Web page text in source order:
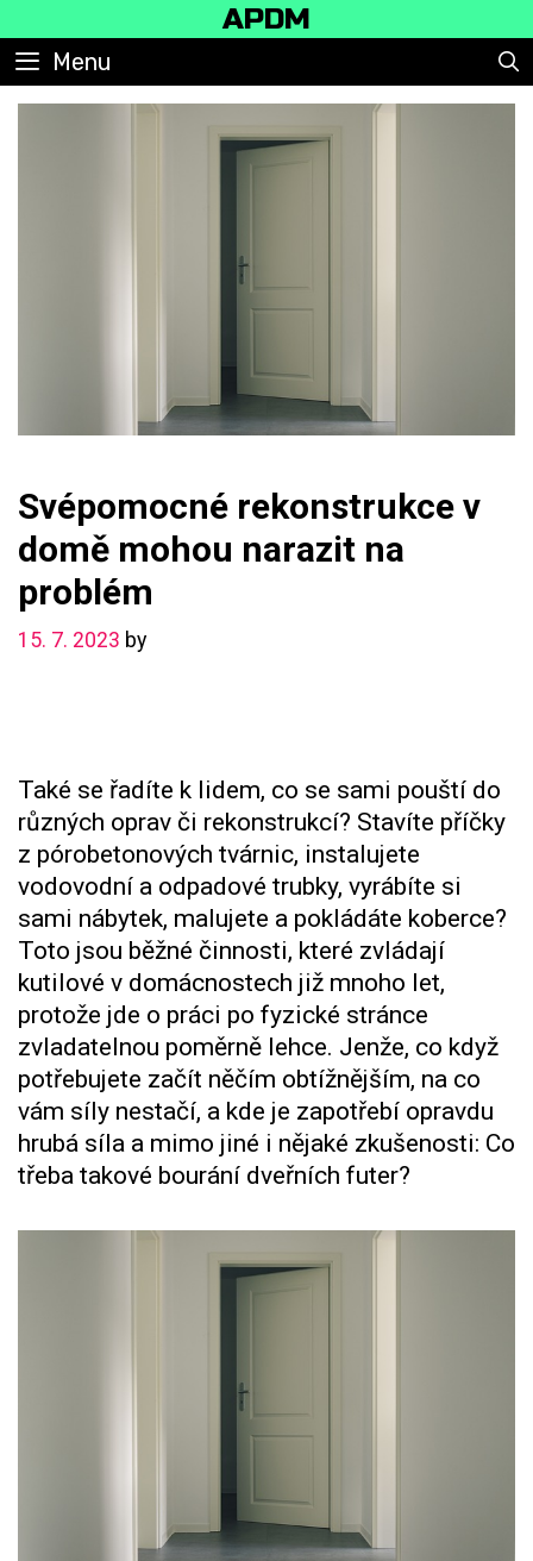
to
content
APDM
Menu
Svépomocné rekonstrukce v
domě mohou narazit na
problém
15. 7. 2023 by
Také se řadíte k lidem, co se sami pouští do
různých oprav či rekonstrukcí? Stavíte příčky
z pórobetonových tvárnic, instalujete
vodovodní a odpadové trubky, vyrábíte si
sami nábytek, malujete a pokládáte koberce?
Toto jsou běžné činnosti, které zvládají
kutilové v domácnostech již mnoho let,
protože jde o práci po fyzické stránce
zvladatelnou poměrně lehce. Jenže, co když
potřebujete začít něčím obtížnějším, na co
vám síly nestačí, a kde je zapotřebí opravdu
hrubá síla a mimo jiné i nějaké zkušenosti: Co
třeba takové bourání dveřních futer?